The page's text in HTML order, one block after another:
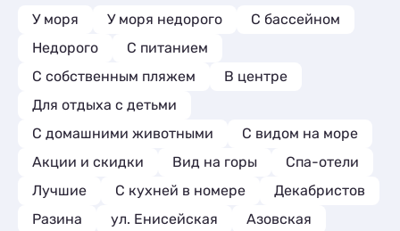
У моря
У моря недорого
С бассейном
Недорого
С питанием
С собственным пляжем
В центре
Для отдыха с детьми
С домашними животными
С видом на море
Акции и скидки
Вид на горы
Спа-отели
Лучшие
C кухней в номере
Декабристов
Разина
ул. Енисейская Азовская